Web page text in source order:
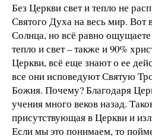
Без Церкви свет и тепло не
Святого Духа на весь мир. Вот
Солнца, но всё равно
тепло и свет – также и 90%
Церкви, всё еще знают о ее
все они исповедуют Святую
Божия. Почему? Благодаря
учения много веков назад.
присутствующая в Церкви и
Если мы это понимаем, то